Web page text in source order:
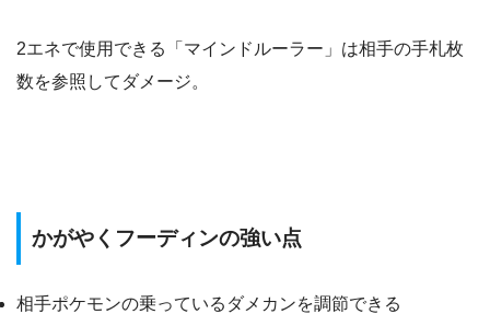
2エネで使用できる「マインドルーラー」は相手の手札枚
数を参照してダメージ。
かがやくフーディンの強い点
相手ポケモンの乗っているダメカンを調節できる